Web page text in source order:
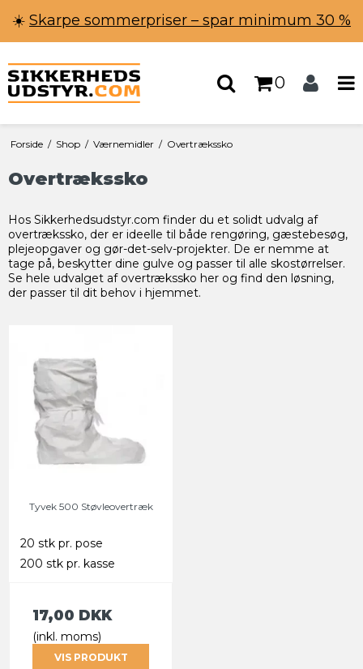
☀️ Skarpe sommerpriser – spar minimum 30 %
0
Forside / Shop / Værnemidler / Overtrækssko
Overtrækssko
Hos Sikkerhedsudstyr.com finder du et solidt udvalg af
overtrækssko, der er ideelle til både rengøring, gæstebesøg,
plejeopgaver og gør-det-selv-projekter. De er nemme at
tage på, beskytter dine gulve og passer til alle skostørrelser.
Se hele udvalget af overtrækssko her og find den løsning,
der passer til dit behov i hjemmet.
Tyvek 500 Støvleovertræk
20 stk pr. pose
200 stk pr. kasse
17,00 DKK
(inkl. moms)
VIS PRODUKT